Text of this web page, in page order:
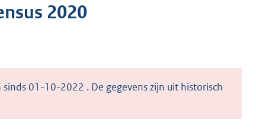
2020
01-10-2022 . De gegevens zijn uit historisch